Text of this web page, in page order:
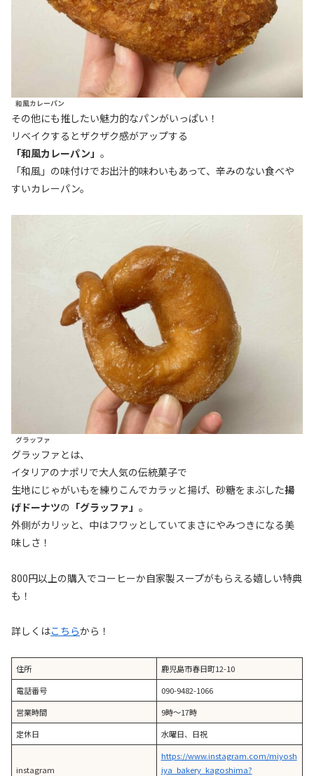
和風カレーパン
その他にも推したい魅力的なパンがいっぱい！
リベイクするとザクザク感がアップする
「和風カレーパン」 。
「和風」の味付けでお出汁的味わいもあって、辛みのない食べや
すいカレーパン。
グラッファ
グラッファとは、
イタリアのナポリで大人気の伝統菓子で
生地にじゃがいもを練りこんでカラッと揚げ、砂糖をまぶした揚
げドーナツの 「グラッファ」 。
外側がカリッと、中はフワッとしていてまさにやみつきになる美
味しさ！
800円以上の購入でコーヒーか自家製スープがもらえる嬉しい特典
も！
詳しくはこちらから！
住所
鹿児島市春日町12-10
電話番号
090-9482-1066
営業時間
9時〜17時
定休日
水曜日、日祝
instagram
https://www.instagram.com/miyosh
iya_bakery_kagoshima?